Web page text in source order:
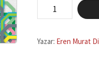
Desenler:
Fenomenoloji
Yazar: Eren Murat